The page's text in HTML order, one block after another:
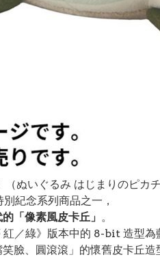
ぬいぐるみ はじまりのピカチ
紀念系列商品之一，
「像素風皮卡丘」 。
／綠》版本中的 8-bit 造型為
臉、圓滾滾」的懷舊皮卡丘造